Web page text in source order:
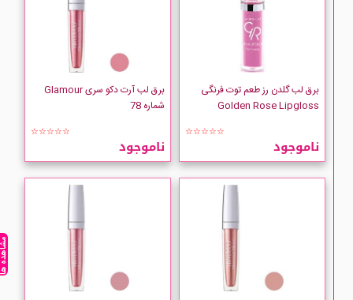
برق لب گلدن رز طعم توت فرنگی
Golden Rose Lipgloss
☆☆☆☆☆
ناموجود
برق لب آرت دکو سری Glamour
شماره 78
☆☆☆☆☆
ناموجود